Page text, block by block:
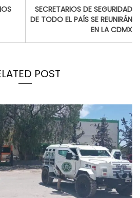
SECRETARIOS DE SEGURIDAD
DE TODO EL PAÍS SE REUNIRÁN
EN LA CDMX
POST